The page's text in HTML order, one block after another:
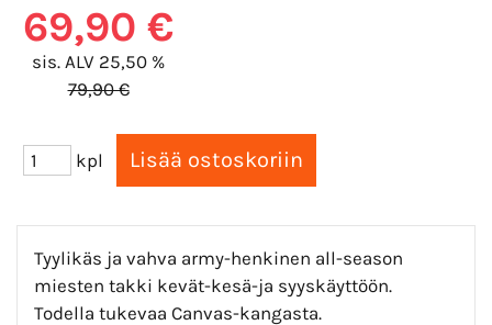
69,90 €
sis. ALV 25,50 %
79,90 €
kpl
Tyylikäs ja vahva army-henkinen all-season
miesten takki kevät-kesä-ja syyskäyttöön.
Todella tukevaa Canvas-kangasta.